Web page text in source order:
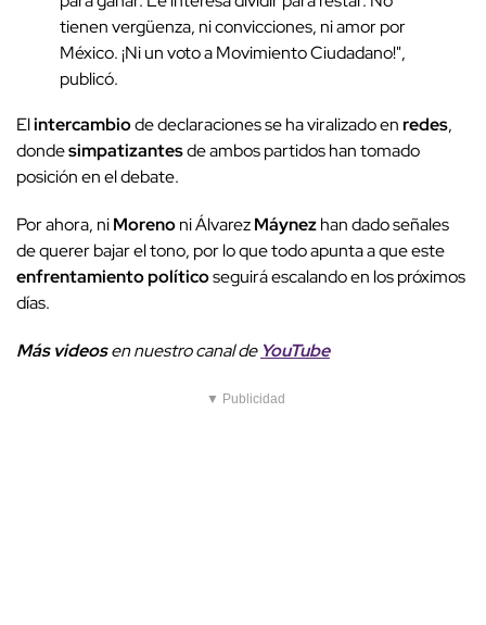
tienen vergüenza, ni convicciones, ni amor por
México. ¡Ni un voto a Movimiento Ciudadano!",
publicó.
Elintercambiode declaraciones se ha viralizado enredes,
dondesimpatizantesde ambos partidos han tomado
posición en el debate.
Por ahora, niMorenoni ÁlvarezMáynezhan dado señales
de querer bajar el tono, por lo que todo apunta a que este
enfrentamiento políticoseguirá escalando en los próximos
días.
Más videosen nuestro canal de YouTube
▼ Publicidad